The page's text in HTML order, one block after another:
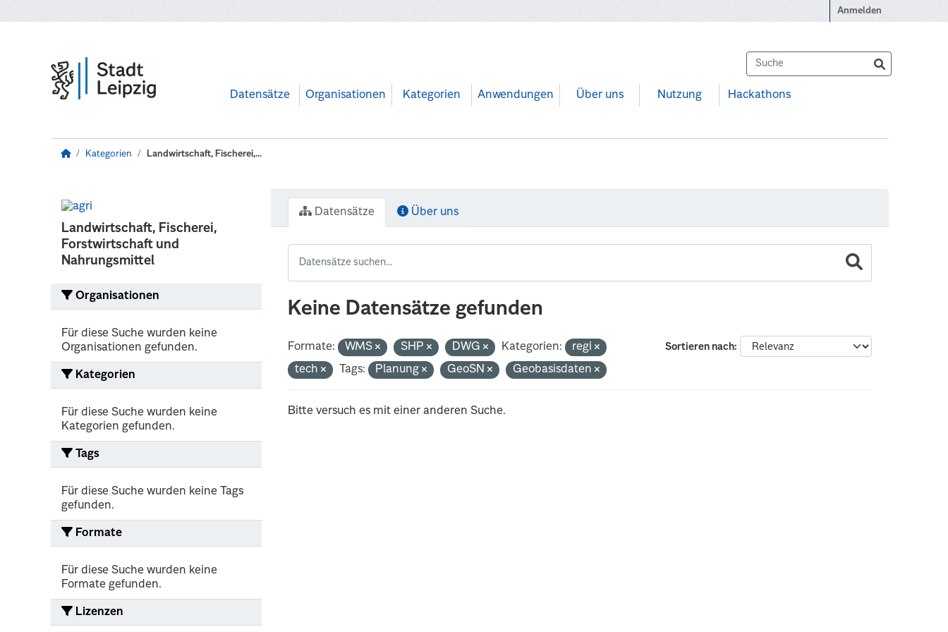
Anmelden
Datensätze Organisationen Kategorien Anwendungen Über uns Nutzung Hackathons
Kategorien Landwirtschaft, Fischerei,...
Landwirtschaft, Fischerei,
Forstwirtschaft und
Nahrungsmittel
Organisationen
Für diese Suche wurden keine
Organisationen gefunden.
Kategorien
Für diese Suche wurden keine
Kategorien gefunden.
Tags
Für diese Suche wurden keine Tags
gefunden.
Formate
Für diese Suche wurden keine
Formate gefunden.
Lizenzen
Datensätze Über uns
Keine Datensätze gefunden
Sortieren nach
Formate: WMS SHP DWG Kategorien:
regi
tech
Tags: Planung GeoSN Geobasisdaten
Bitte versuch es mit einer anderen Suche.